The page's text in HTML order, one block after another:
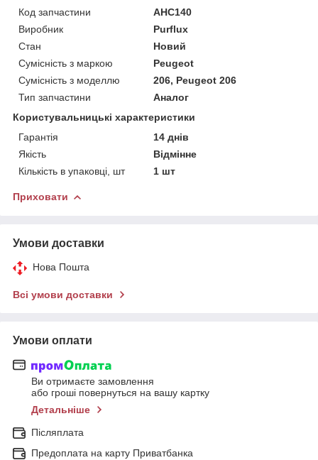
Код запчастини
AHC140
Виробник
Purflux
Стан
Новий
Сумісність з маркою
Peugeot
Сумісність з моделлю
206, Peugeot 206
Тип запчастини
Аналог
Користувальницькі характеристики
Гарантія
14 днів
Якість
Відмінне
Кількість в упаковці, шт
1 шт
Приховати
Умови доставки
Нова Пошта
Всі умови доставки
Умови оплати
Ви отримаєте замовлення
або гроші повернуться на вашу картку
Детальніше
Післяплата
Предоплата на карту Приватбанка